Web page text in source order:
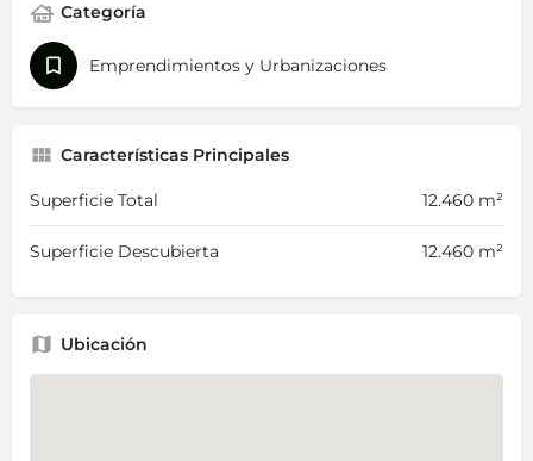
Categoría
Emprendimientos y Urbanizaciones
Características Principales
Superficie Total 12.460 m²
Superficie Descubierta 12.460 m²
Ubicación